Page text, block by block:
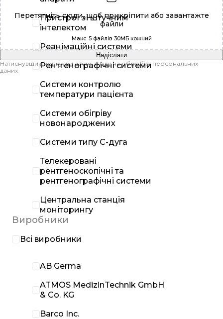
Пристрої зі штучним
інтелектом
Реанімаційні системи
Рентгенографічні системи
Системи контролю
температури пацієнта
Системи обігріву
новонароджених
Системи типу С-дуга
Телекеровані
рентгеноскопічні та
рентгенографічні системи
Центральна станція
моніторингу
Виробники
Всі виробники
AB Germa
ATMOS MedizinTechnik GmbH
& Co. KG
Barco Inc.
Перетягніть сюди, щоб прикріпити або завантажте
файли
Макс. 5 файлів 30МБ кожний
Надіслати
Натиснувши кнопку, ви даєте згоду на обробку персональних
даних